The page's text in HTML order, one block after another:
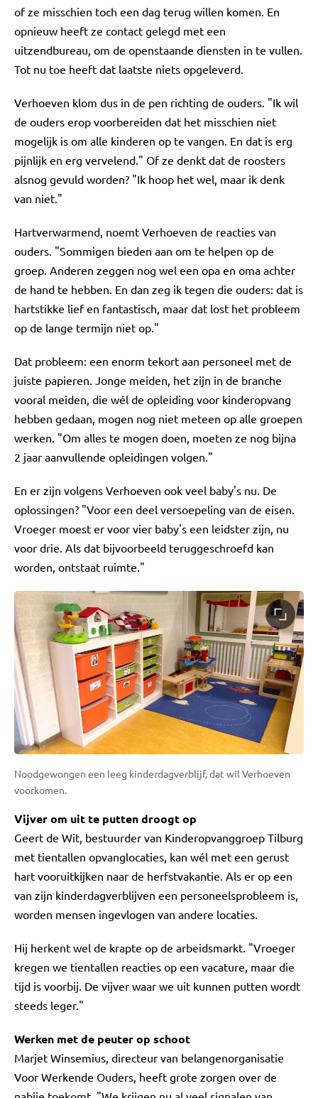
of ze misschien toch een dag terug willen komen. En
opnieuw heeft ze contact gelegd met een
uitzendbureau, om de openstaande diensten in te vullen.
Tot nu toe heeft dat laatste niets opgeleverd.
Verhoeven klom dus in de pen richting de ouders. "Ik wil
de ouders erop voorbereiden dat het misschien niet
mogelijk is om alle kinderen op te vangen. En dat is erg
pijnlijk en erg vervelend." Of ze denkt dat de roosters
alsnog gevuld worden? "Ik hoop het wel, maar ik denk
van niet."
Hartverwarmend, noemt Verhoeven de reacties van
ouders. "Sommigen bieden aan om te helpen op de
groep. Anderen zeggen nog wel een opa en oma achter
de hand te hebben. En dan zeg ik tegen die ouders: dat is
hartstikke lief en fantastisch, maar dat lost het probleem
op de lange termijn niet op."
Dat probleem: een enorm tekort aan personeel met de
juiste papieren. Jonge meiden, het zijn in de branche
vooral meiden, die wél de opleiding voor kinderopvang
hebben gedaan, mogen nog niet meteen op alle groepen
werken. "Om alles te mogen doen, moeten ze nog bijna
2 jaar aanvullende opleidingen volgen."
En er zijn volgens Verhoeven ook veel baby's nu. De
oplossingen? "Voor een deel versoepeling van de eisen.
Vroeger moest er voor vier baby's een leidster zijn, nu
voor drie. Als dat bijvoorbeeld teruggeschroefd kan
worden, ontstaat ruimte."
Noodgewongen een leeg kinderdagverblijf, dat wil Verhoeven
voorkomen.
Vijver om uit te putten droogt op
Geert de Wit, bestuurder van Kinderopvanggroep Tilburg
met tientallen opvanglocaties, kan wél met een gerust
hart vooruitkijken naar de herfstvakantie. Als er op een
van zijn kinderdagverblijven een personeelsprobleem is,
worden mensen ingevlogen van andere locaties.
Hij herkent wel de krapte op de arbeidsmarkt. "Vroeger
kregen we tientallen reacties op een vacature, maar die
tijd is voorbij. De vijver waar we uit kunnen putten wordt
steeds leger."
Werken met de peuter op schoot
Marjet Winsemius, directeur van belangenorganisatie
Voor Werkende Ouders, heeft grote zorgen over de